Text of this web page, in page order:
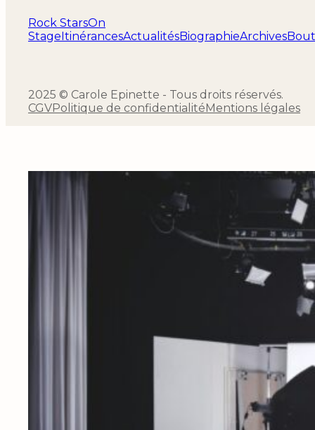
Rock StarsOn
Stage ItinérancesActualitésBiographieArchives
2025 © Carole Epinette - Tous droits réservés.
CGVPolitique de confidentialité Mentions légales